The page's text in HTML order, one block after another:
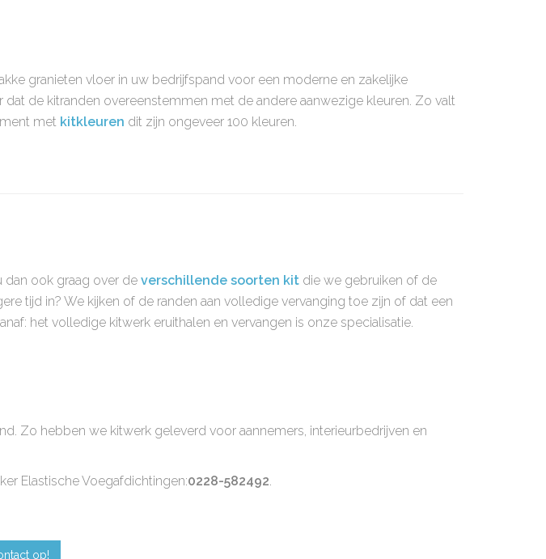
granieten vloer in uw bedrijfspand voor een moderne en zakelijke
dat de kitranden overeenstemmen met de andere aanwezige kleuren. Zo valt
met kitkleuren dit zijn ongeveer 100 kleuren.
dan ook graag over de verschillende soorten kit die we gebruiken of de
tijd in? We kijken of de randen aan volledige vervanging toe zijn of dat een
het volledige kitwerk eruithalen en vervangen is onze specialisatie.
Zo hebben we kitwerk geleverd voor aannemers, interieurbedrijven en
Elastische Voegafdichtingen:0228-582492.
op!